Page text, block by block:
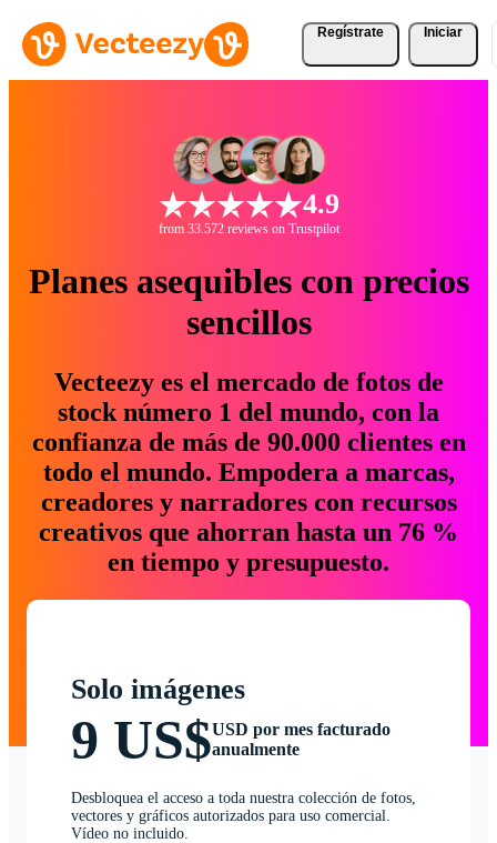
Regístrate Iniciar
4.9
from 33.572 reviews on Trustpilot
Planes asequibles con precios
sencillos
Vecteezy es el mercado de fotos de
stock número 1 del mundo, con la
confianza de más de 90.000 clientes en
todo el mundo. Empodera a marcas,
creadores y narradores con recursos
creativos que ahorran hasta un 76 %
en tiempo y presupuesto.
Solo imágenes
9 US$USD por mes facturado
anualmente
Desbloquea el acceso a toda nuestra colección de fotos,
vectores y gráficos autorizados para uso comercial.
Vídeo no incluido.